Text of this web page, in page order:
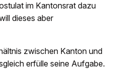
im Kantonsrat dazu
dieses aber
zwischen Kanton und
erfülle seine Aufgabe.